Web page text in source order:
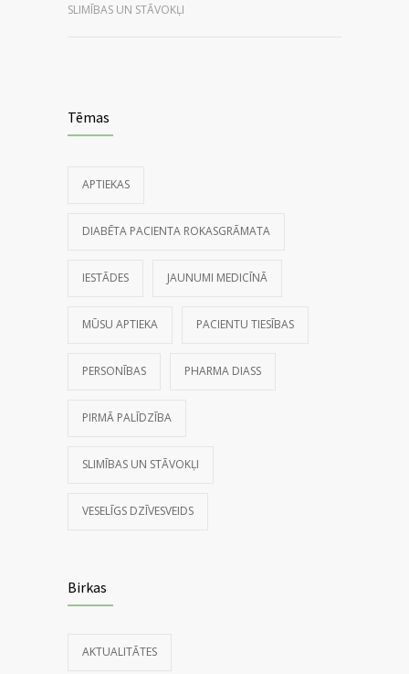
SLIMĪBAS UN STĀVOKĻI
Tēmas
APTIEKAS
DIABĒTA PACIENTA ROKASGRĀMATA
IESTĀDES JAUNUMI MEDICĪNĀ
MŪSU APTIEKA PACIENTU TIESĪBAS
PERSONĪBAS PHARMA DIASS
PIRMĀ PALĪDZĪBA
SLIMĪBAS UN STĀVOKĻI
VESELĪGS DZĪVESVEIDS
Birkas
AKTUALITĀTES